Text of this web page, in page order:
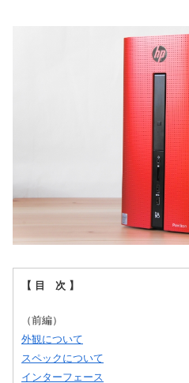
【 目 次 】
（前編）
外観について
スペックについて
インターフェース